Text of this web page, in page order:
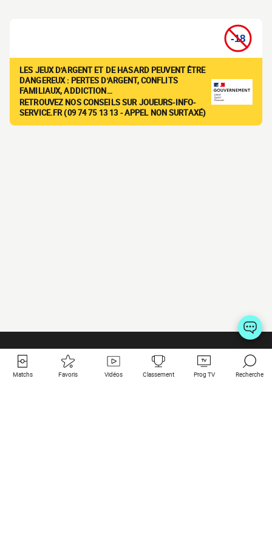
LES JEUX D'ARGENT ET DE HASARD PEUVENT ÊTRE
DANGEREUX : PERTES D'ARGENT, CONFLITS
FAMILIAUX, ADDICTION…
RETROUVEZ NOS CONSEILS SUR JOUEURS-INFO-
SERVICE.FR (09 74 75 13 13 - APPEL NON SURTAXÉ)
Matchs Favoris Vidéos Classement Prog TV Recherche